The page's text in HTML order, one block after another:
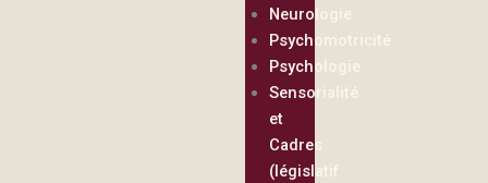
Neurologie
Psychomotricité
Psychologie
Sensorialité
et
Cadres
(législatif